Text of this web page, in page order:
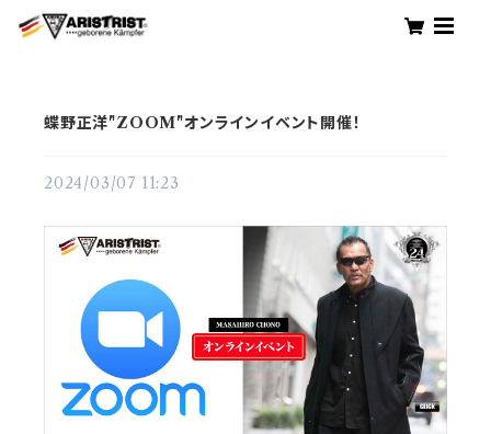
蝶野正洋"ZOOM"オンラインイベント開催！
2024/03/07 11:23